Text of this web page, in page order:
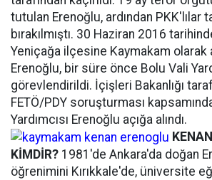
tutulan Erenoğlu, ardından PKK'lılar
bırakılmıştı. 30 Haziran 2016
Yeniçağa ilçesine Kaymakam olarak
Erenoğlu, bir süre önce Bolu Vali
görevlendirildi. İçişleri Bakanlığı
FETÖ/PDY soruşturması
Yardımcısı Erenoğlu açığa alındı.
KİMDİR? 1981'de Ankara'da doğan
öğrenimini Kırıkkale'de, üniversite